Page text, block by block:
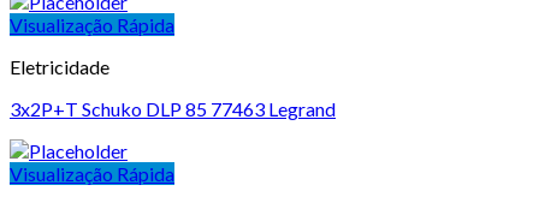
Visualização Rápida
Eletricidade
3x2P+T Schuko DLP 85 77463 Legrand
Visualização Rápida